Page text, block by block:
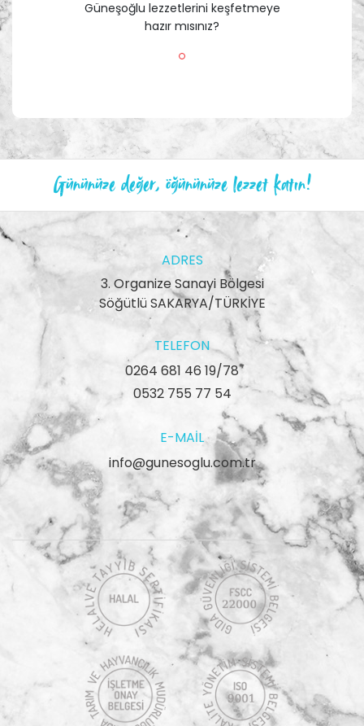
Güneşoğlu lezzetlerini keşfetmeye
hazır mısınız?
Gününüze değer, öğününüze lezzet katın!
ADRES
3. Organize Sanayi Bölgesi
Söğütlü SAKARYA/TÜRKİYE
TELEFON
0264 681 46 19/78
0532 755 77 54
E-MAIL
info@gunesoglu.com.tr